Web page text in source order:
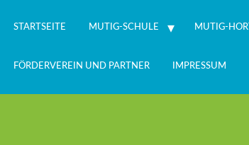
STARTSEITE MUTIG-SCHULE MUTIG-HORT
FÖRDERVEREIN UND PARTNER IMPRESSUM